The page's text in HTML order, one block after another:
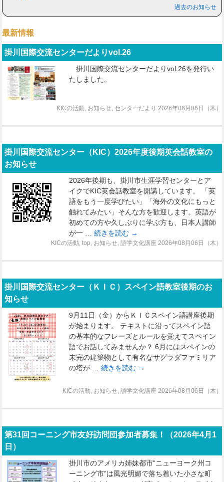
過去のお知らせ
最新情報
掛川国際交流センターだよりvol.26
掛川国際交流センターだよりvol.26を発行い
たしました。
KICの活動, お知らせ, センターだより 2026年08月06日（木）
掛川国際交流センター（KIC）2026年度後期英会話教室の
お知らせ
2026年後期も、掛川市生涯学習センターとア
イクでKIC英会話教室を開講しています。 「英
語をもう一度学びたい」「海外の文化にもっと
触れてみたい」そんな方を歓迎します。英語が
初めての方や久しぶりに学ぶ方も、日本人講師
が一 …続きを読む →
KICの活動, top, お知らせ, 語学文化講座 2026年08月06日（木）
掛川国際交流センター（ＫＩＣ）スペイン語教室後期のお
知らせ
9月11日（金）からＫＩＣスペイン語講座後期
が始まります。 テキストに沿ってスペイン語
の基本的なフレーズとルールを覚えてスペイン
語でお話してみませんか？ 6月にはスペインの
未完の建築物として有名なサグラダファミリア
の塔が …続きを読む →
KICの活動 お知らせ, 語学文化講座 2026年08月06日（木）
第31回コーニング市友好訪問団参加者募集！（2026年4月1
日）
掛川市のアメリカ姉妹都市“ニューヨーク州コ
ーニング市”は風光明媚で落ち着いた小さな町